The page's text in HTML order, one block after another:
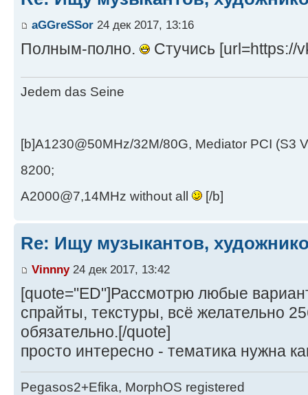
aGGreSSor 24 дек 2017, 13:16
Полным-полно. Стучись [url=https://
Jedem das Seine
[b]A1230@50MHz/32M/80G, Mediator PCI (S3
8200;
A2000@7,14MHz without all
[/b]
Re: Ищу музыкантов,
Vinnny24 дек 2017, 13:42
[quote="ED"]Рассмотрю любые
спрайты, текстуры, всё желательно
обязательно.[/quote]
просто интересно - тематика нужна
Pegasos2+Efika, MorphOS registered